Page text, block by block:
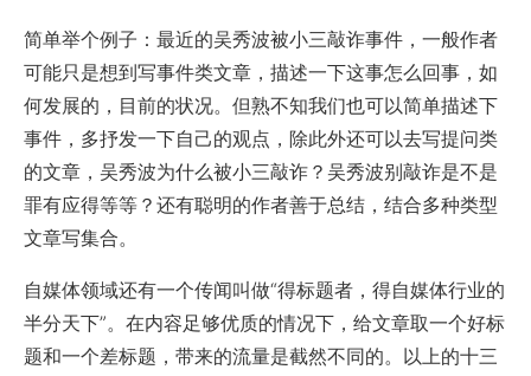
简单举个例子 ：最近的吴秀波被小三敲诈事件，一般作者
可能只是想到写事件类文章，描述一下这事怎么回事，如
何发展的，目前的状况。但熟不知我们也可以简单描述下
事件，多抒发一下自己的观点，除此外还可以去写提问类
的文章，吴秀波为什么被小三敲诈？吴秀波别敲诈是不是
罪有应得等等？还有聪明的作者善于总结，结合多种类型
文章写集合。
自媒体领域还有一个传闻叫做“得标题者，得自媒体行业的
半分天下”。在内容足够优质的情况下，给文章取一个好标
题和一个差标题，带来的流量是截然不同的。以上的十三